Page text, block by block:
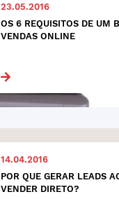
23.05.2016
OS 6 REQUISITOS DE UM
VENDAS ONLINE
14.04.2016
POR QUE GERAR LEADS
VENDER DIRETO?